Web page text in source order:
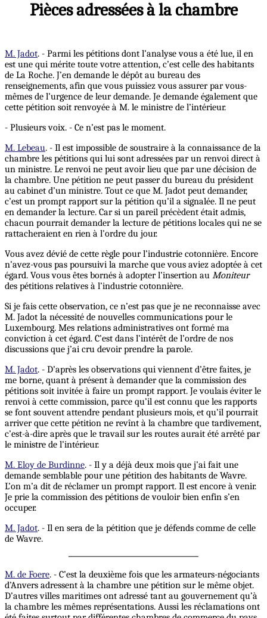
Pièces adressées à la chambre
M. Jadot. - Parmi les pétitions dont l’analyse vous a été lue, il en
est une qui mérite toute votre attention, c’est celle des habitants
de La Roche. J’en demande le dépôt au bureau des
renseignements, afin que vous puissiez vous assurer par vous-
mêmes de l’urgence de leur demande. Je demande également que
cette pétition soit renvoyée à M. le ministre de l’intérieur.
- Plusieurs voix. - Ce n’est pas le moment.
M. Lebeau. - Il est impossible de soustraire à la connaissance de la
chambre les pétitions qui lui sont adressées par un renvoi direct à
un ministre. Le renvoi ne peut avoir lieu que par une décision de
la chambre. Une pétition ne peut passer du bureau du président
au cabinet d’un ministre. Tout ce que M. Jadot peut demander,
c’est un prompt rapport sur la pétition qu’il a signalée. Il ne peut
en demander la lecture. Car si un pareil précèdent était admis,
chacun pourrait demander la lecture de pétitions locales qui ne se
rattacheraient en rien à l’ordre du jour.
Vous avez dévié de cette règle pour l’industrie cotonnière. Encore
n’avez-vous pas poursuivi la marche que vous aviez adoptée à cet
égard. Vous vous êtes bornés à adopter l’insertion au Moniteur
des pétitions relatives à l’industrie cotonnière.
Si je fais cette observation, ce n’est pas que je ne reconnaisse avec
M. Jadot la nécessité de nouvelles communications pour le
Luxembourg. Mes relations administratives ont formé ma
conviction à cet égard. C’est dans l’intérêt de l’ordre de nos
discussions que j’ai cru devoir prendre la parole.
M. Jadot. - D’après les observations qui viennent d’être faites, je
me borne, quant à présent à demander que la commission des
pétitions soit invitée à faire un prompt rapport. Je voulais éviter le
renvoi à cette commission, parce qu’il est connu que les rapports
se font souvent attendre pendant plusieurs mois, et qu’il pourrait
arriver que cette pétition ne revînt à la chambre que tardivement,
c’est-à-dire après que le travail sur les routes aurait été arrêté par
le ministre de l’intérieur.
M. Eloy de Burdinne. - Il y a déjà deux mois que j’ai fait une
demande semblable pour une pétition des habitants de Wavre.
L’on m’a dit de réclamer un prompt rapport. Il est encore à venir.
Je prie la commission des pétitions de vouloir bien enfin s’en
occuper.
M. Jadot. - Il en sera de la pétition que je défends comme de celle
de Wavre.
M. de Foere. - C’est la deuxième fois que les armateurs-négociants
d’Anvers adressent à la chambre une pétition sur le même objet.
D’autres villes maritimes ont adressé tant au gouvernement qu’à
la chambre les mêmes représentations. Aussi les réclamations ont